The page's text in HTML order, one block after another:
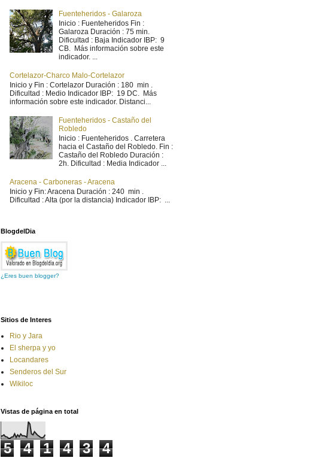
Fuenteheridos - Galaroza
Inicio : Fuenteheridos Fin :
Galaroza Duración : 75 min.
Dificultad : Baja Indicador IBP: 9
CB. Más información sobre este
indicador. ...
Cortelazor-Charco Malo-Cortelazor
Inicio y Fin : Cortelazor Duración : 180 min .
Dificultad : Medio Indicador IBP: 19 DC. Más
información sobre este indicador. Distanci...
Fuenteheridos - Castaño del
Robledo
Inicio : Fuenteheridos . Carretera
hacia el Castaño del Robledo. Fin :
Castaño del Robledo Duración :
2h. Dificultad : Media Indicador ...
Aracena - Carboneras - Aracena
Inicio y Fin: Aracena Duración : 240 min .
Dificultad : Alta (por la distancia) Indicador IBP: ...
BlogdelDia
¿Eres buen blogger?
Sitios de Interes
Rio y Jara
El sherpa y yo
Locandares
Senderos del Sur
Wikiloc
Vistas de página en total
5 4 1 4 3 4